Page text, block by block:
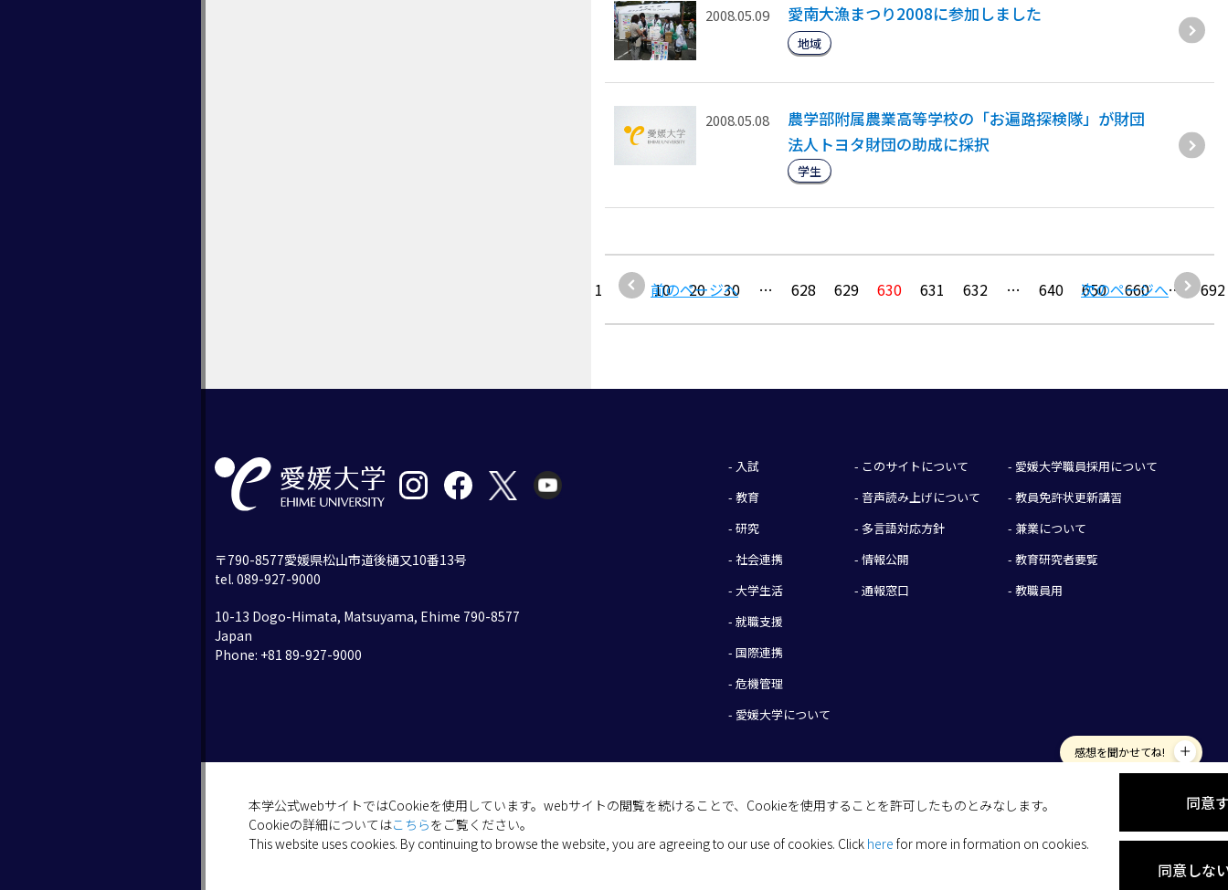
2008.05.09 愛南大漁まつり2008に参加しました
地域
2008.05.08
農学部附属農業高等学校の「お遍路探検隊」が財団
法人トヨタ財団の助成に採択
学生
1 前のページへ
… 10 20 30 … 628 629 630 631 632 … 640 650 660 …
次のページへ 692
本学公式webサイトではCookieを使用しています。webサイトの閲覧を続けることで、Cookieを使用することを許可したものとみなします。
Cookieの詳細についてはこちらをご覧ください。
This website uses cookies. By continuing to browse the website, you are agreeing to our use of cookies. Click here for more in formation on cookies.
同意
同意しな
感想を聞かせてね!
- 入試
- 教育
- 研究
- 社会連携
- 大学生活
- 就職支援
- 国際連携
- 危機管理
- 愛媛大学について
- このサイトについて
- 音声読み上げについて
- 多言語対応方針
- 情報公開
- 通報窓口
- 愛媛大学職員採用について
- 教員免許状更新講習
- 兼業について
- 教育研究者要覧
- 教職員用
〒790-8577愛媛県松山市道後樋又10番13号
tel. 089-927-9000
10-13 Dogo-Himata, Matsuyama, Ehime 790-8577
Japan
Phone: +81 89-927-9000
(C) 2026 Ehime University.